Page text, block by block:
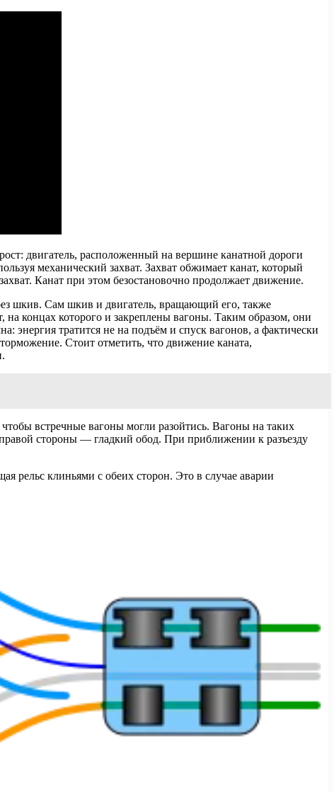
двигатель, расположенный на вершине канатной дороги
механический захват. Захват обжимает канат, который
Канат при этом безостановочно продолжает движение.
шкив. Сам шкив и двигатель, вращающий его, также
концах которого и закреплены вагоны. Таким образом, они
энергия тратится не на подъём и спуск вагонов, а фактически
Стоит отметить, что движение каната,
встречные вагоны могли разойтись. Вагоны на таких
стороны — гладкий обод. При приближении к разъезду
рельс клиньями с обеих сторон. Это в случае аварии